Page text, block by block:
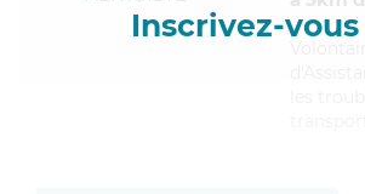
Inscrivez-